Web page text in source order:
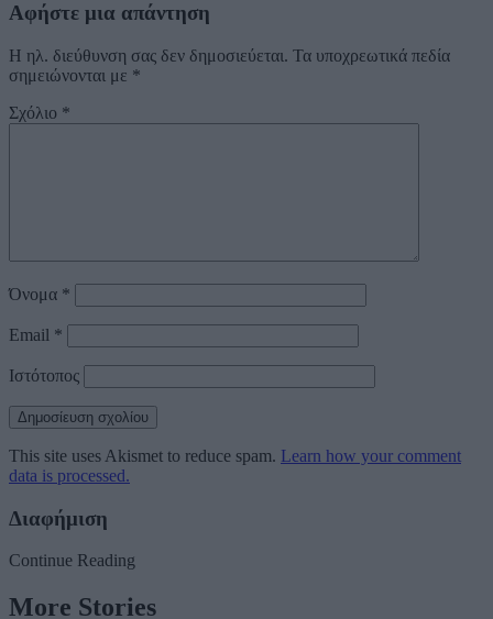
Αφήστε μια απάντηση
Η ηλ. διεύθυνση σας δεν δημοσιεύεται. Τα υποχρεωτικά πεδία
σημειώνονται με *
Σχόλιο *
Όνομα *
Email *
Ιστότοπος
This site uses Akismet to reduce spam. Learn how your comment
data is processed.
Διαφήμιση
Continue Reading
More Stories